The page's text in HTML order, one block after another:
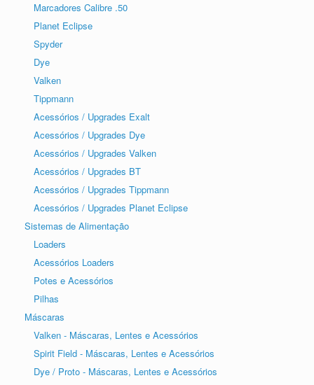
Marcadores Calibre .50
Planet Eclipse
Spyder
Dye
Valken
Tippmann
Acessórios / Upgrades Exalt
Acessórios / Upgrades Dye
Acessórios / Upgrades Valken
Acessórios / Upgrades BT
Acessórios / Upgrades Tippmann
Acessórios / Upgrades Planet Eclipse
Sistemas de Alimentação
Loaders
Acessórios Loaders
Potes e Acessórios
Pilhas
Máscaras
Valken - Máscaras, Lentes e Acessórios
Spirit Field - Máscaras, Lentes e Acessórios
Dye / Proto - Máscaras, Lentes e Acessórios